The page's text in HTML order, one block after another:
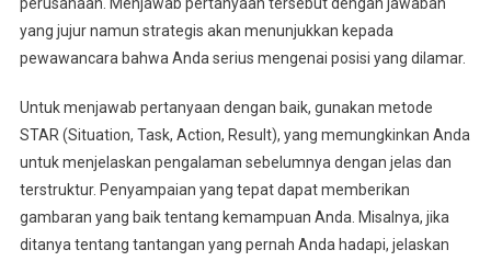
yang jujur namun strategis akan menunjukkan kepada
pewawancara bahwa Anda serius mengenai posisi yang dilamar.
Untuk menjawab pertanyaan dengan baik, gunakan metode
STAR (Situation, Task, Action, Result), yang memungkinkan Anda
untuk menjelaskan pengalaman sebelumnya dengan jelas dan
terstruktur. Penyampaian yang tepat dapat memberikan
gambaran yang baik tentang kemampuan Anda. Misalnya, jika
ditanya tentang tantangan yang pernah Anda hadapi, jelaskan